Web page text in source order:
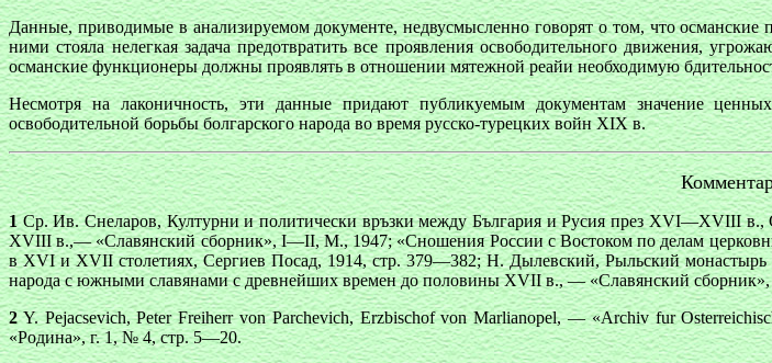
Данные, приводимые в анализируемом документе, недвусмысленно говорят о том, что османские
ними стояла нелегкая задача предотвратить все проявления освободительного движения,
османские функционеры должны проявлять в отношении мятежной реайи необходимую
Несмотря на лаконичность, эти данные придают публикуемым документам значение
освободительной борьбы болгарского народа во время русско-турецких войн XIX в.
1Ср. Ив. Снеларов, Културни и политически връзки между България и Русия през XVI—XVIII
XVIII в.,— «Славянский сборник», I—II, М., 1947; «Сношения России с Востоком по делам
в XVI и XVII столетиях, Сергиев Посад, 1914, стр. 379—382; Н. Дылевский, Рыльский
народа с южными славянами с древнейших времен до половины XVII в., — «Славянский
2Y. Pejacsevich, Peter Freiherr von Parchevich, Erzbischof von Marlianopel, — «Archiv fur
«Родина», г. 1, № 4, стр. 5—20.